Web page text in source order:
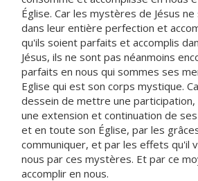
Église. Car les mystères de Jésus
dans leur entière perfection et
qu'ils soient parfaits et accomplis
Jésus, ils ne sont pas néanmoins
parfaits en nous qui sommes ses
Eglise qui est son corps mystique.
dessein de mettre une
une extension et continuation de
et en toute son Église, par les
communiquer, et par les effets qu'il
nous par ces mystères. Et par ce
accomplir en nous.